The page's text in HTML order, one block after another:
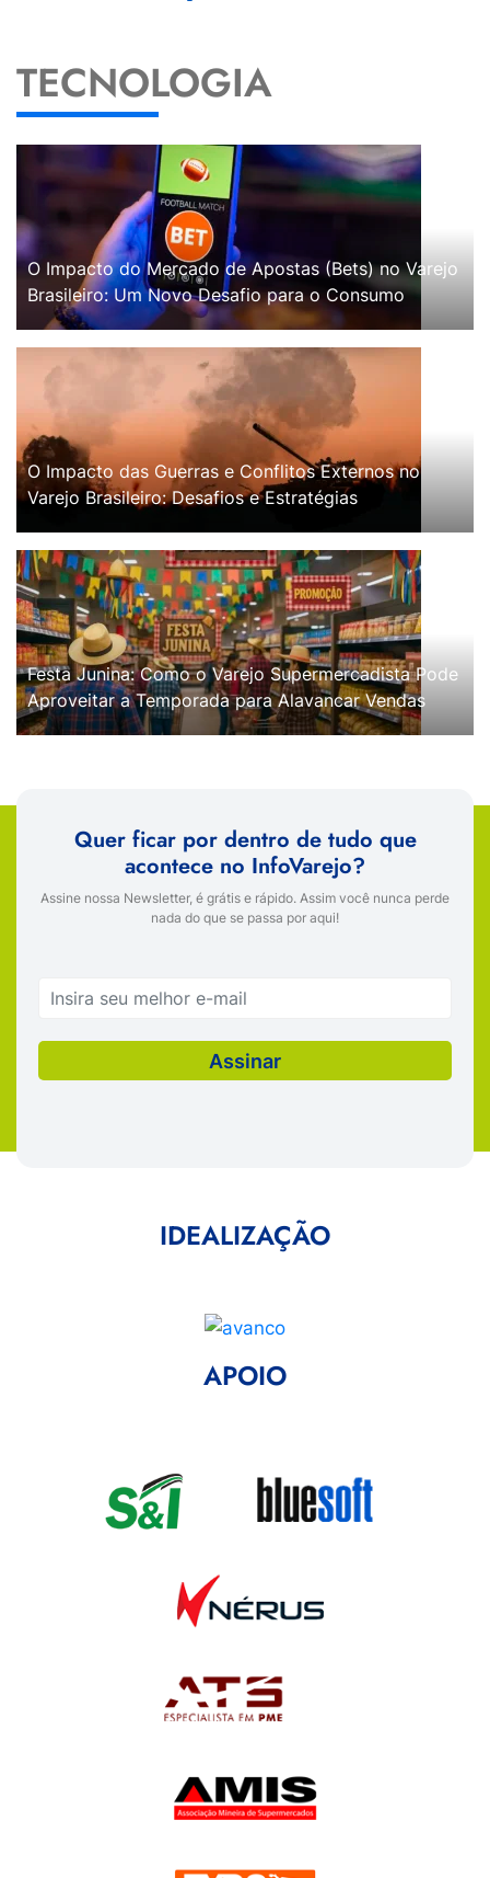
TECNOLOGIA
O Impacto do Mercado de Apostas (Bets) no Varejo
Brasileiro: Um Novo Desafio para o Consumo
O Impacto das Guerras e Conflitos Externos no
Varejo Brasileiro: Desafios e Estratégias
Festa Junina: Como o Varejo Supermercadista Pode
Aproveitar a Temporada para Alavancar Vendas
Quer ficar por dentro de tudo que
acontece no InfoVarejo?
Assine nossa Newsletter, é grátis e rápido. Assim você nunca perde
nada do que se passa por aqui!
IDEALIZAÇÃO
APOIO